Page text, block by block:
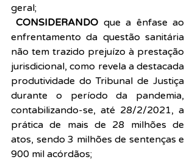
geral;
CONSIDERANDO que a ênfase ao
enfrentamento da questão sanitária
não tem trazido prejuízo à prestação
jurisdicional, como revela a destacada
produtividade do Tribunal de Justiça
durante o período da pandemia,
contabilizando-se, até 28/2/2021, a
prática de mais de 28 milhões de
atos, sendo 3 milhões de sentenças e
900 mil acórdãos;